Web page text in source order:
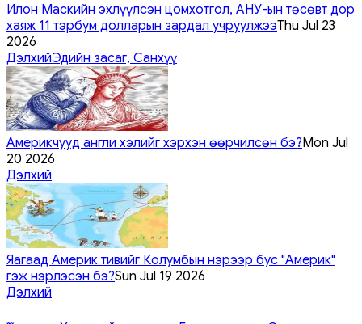
Илон Маскийн эхлүүлсэн цомхотгол, АНУ-ын төсөвт дор
хаяж 11 тэрбум долларын зардал учруулжээThu Jul 23
2026
ДэлхийЭдийн засаг, Санхүү
Америкчууд англи хэлийг хэрхэн өөрчилсөн бэ?Mon Jul
20 2026
Дэлхий
Яагаад Америк тивийг Колумбын нэрээр бус "Америк"
гэж нэрлэсэн бэ?Sun Jul 19 2026
Дэлхий